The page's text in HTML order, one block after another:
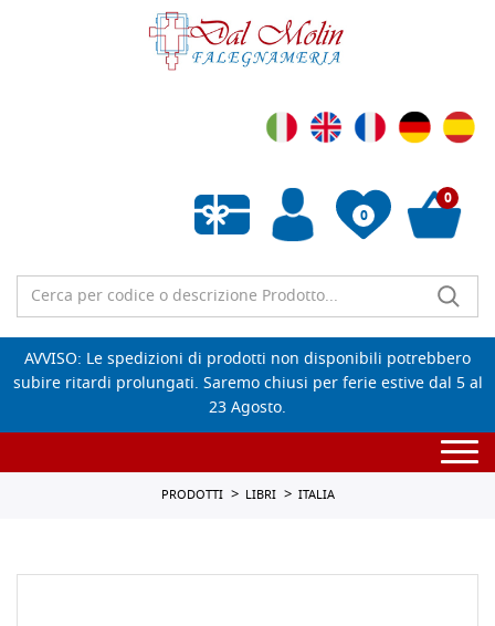
0
Wishlist vuota
0
AVVISO: Le spedizioni di prodotti non disponibili potrebbero
subire ritardi prolungati. Saremo chiusi per ferie estive dal 5 al
23 Agosto.
PRODOTTI LIBRI ITALIA